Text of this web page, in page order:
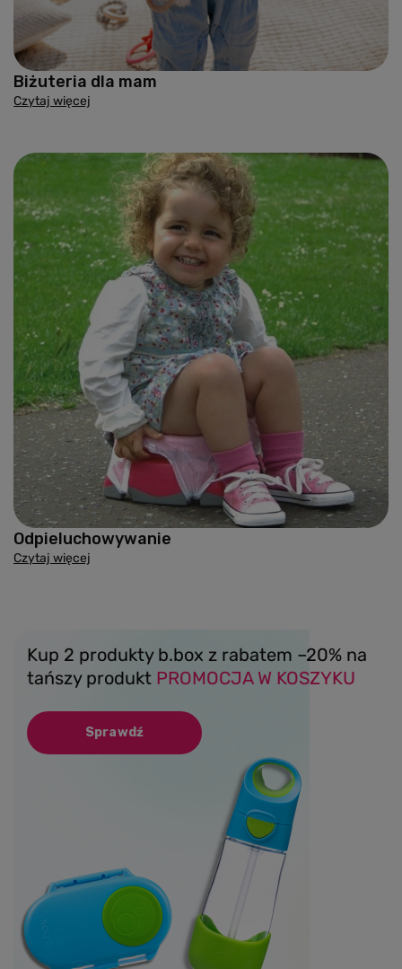
Biżuteria dla mam
Czytaj więcej
Odpieluchowywanie
Czytaj więcej
Kup 2 produkty b.box z rabatem –20% na
tańszy produkt PROMOCJA W KOSZYKU
Sprawdź